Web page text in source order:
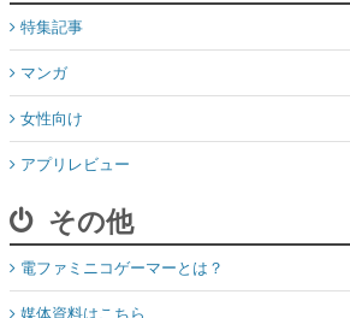
特集記事
マンガ
女性向け
アプリレビュー
その他
電ファミニコゲーマーとは？
媒体資料はこちら